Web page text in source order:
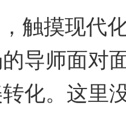
触摸现代
导师面对
化。这里